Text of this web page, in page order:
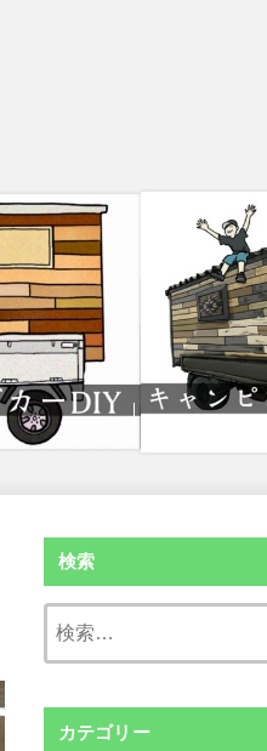
検索
カテゴリー